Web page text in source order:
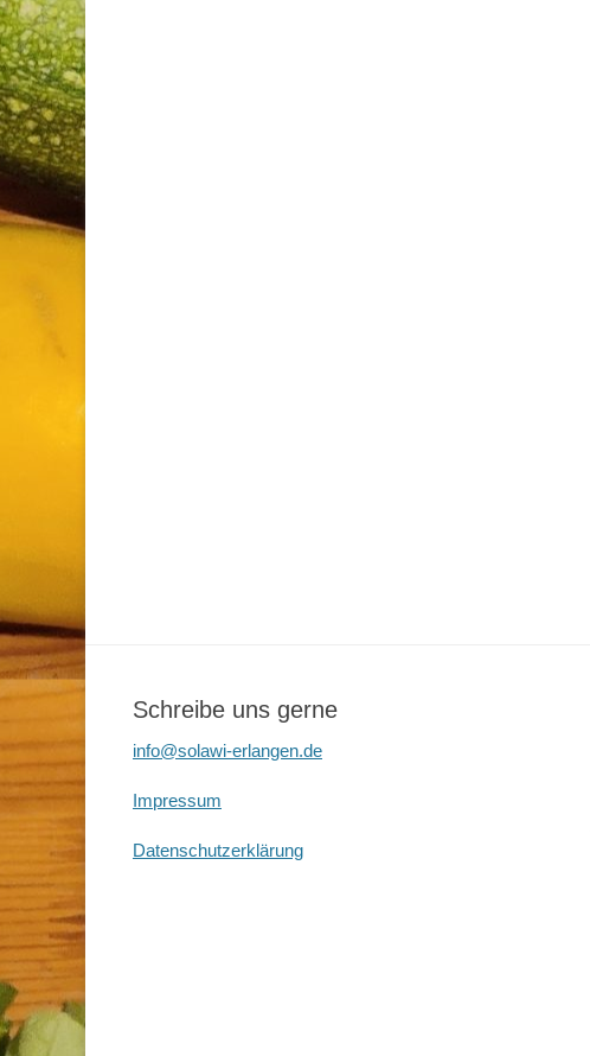
Schreibe uns gerne
info@solawi-erlangen.de
Impressum
Datenschutzerklärung